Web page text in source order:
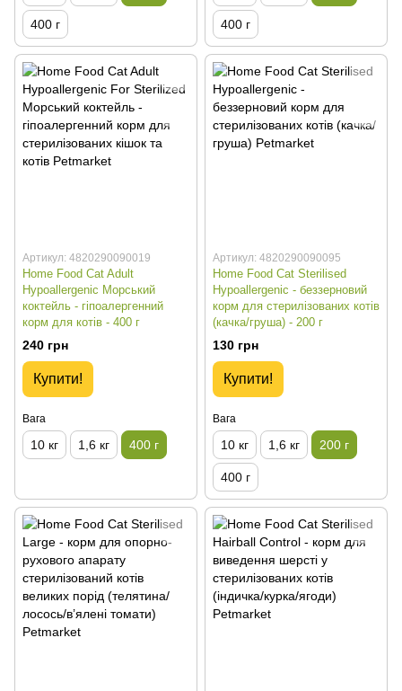
400 г 400 г
Артикул: 4820290090019
Home Food Cat Adult
Hypoallergenic Морський
коктейль - гіпоалергенний
корм для котів - 400 г
240 грн
Купити!
Вага
10 кг 1,6 кг 400 г
Артикул: 4820290090095
Home Food Cat Sterilised
Hypoallergenic - беззерновий
корм для стерилізованих котів
(качка/груша) - 200 г
130 грн
Купити!
Вага
10 кг 1,6 кг 200 г
400 г